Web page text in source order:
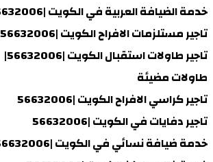
خدمة الضيافة العربية في الكويت |56632006
تاجير مستلزمات الافراح الكويت |56632006
تاجير طاولات استقبال الكويت |56632006|
طاولات مضيئة
تاجير كراسي الافراح الكويت |56632006
تاجير دفايات في الكويت |56632006
خدمة ضيافة نسائي في الكويت |56632006